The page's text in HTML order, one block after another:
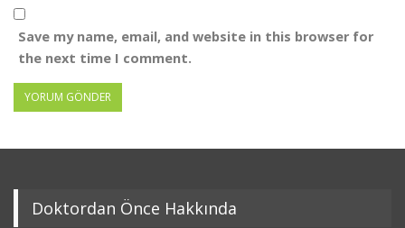
Save my name, email, and website in this browser for
the next time I comment.
Doktordan Önce Hakkında